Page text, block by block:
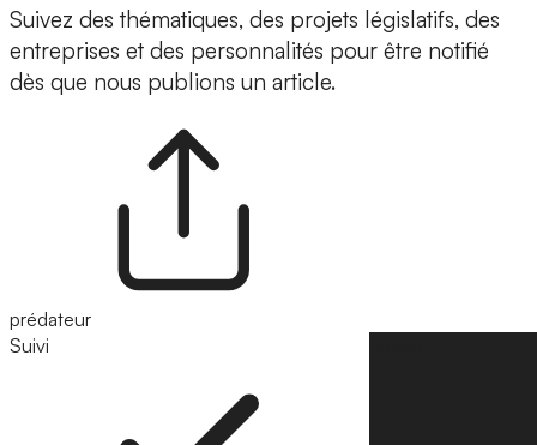
Suivez des thématiques, des projets législatifs, des
entreprises et des personnalités pour être notifié
dès que nous publions un article.
prédateur
Suivi